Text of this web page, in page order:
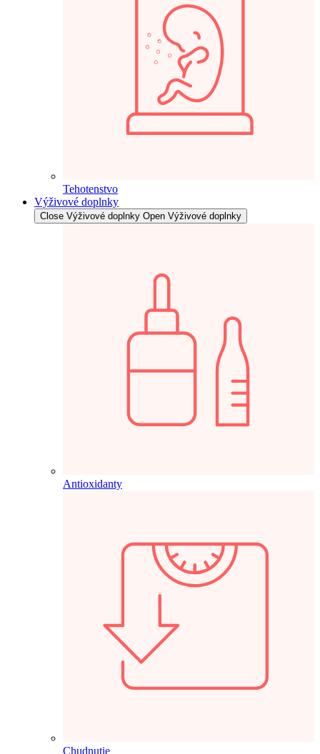
Tehotenstvo
Výživové doplnky
Close Výživové doplnky Open Výživové doplnky
Antioxidanty
Chudnutie